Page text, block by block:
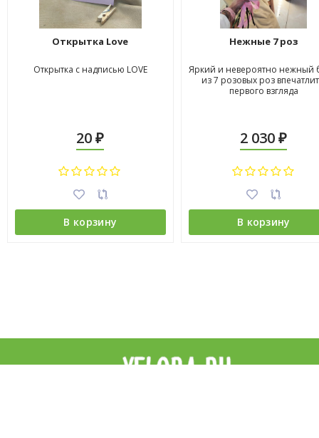
Открытка Love
Открытка с надписью LOVE
20₽
В корзину
Нежные 7 роз
Яркий и невероятно нежный
из 7 розовых роз
первого взгляда
2 030₽
В корзину